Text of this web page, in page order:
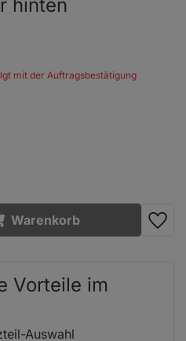
hinten
mit der Auftragsbestätigung
Warenkorb
Vorteile im
Auswahl